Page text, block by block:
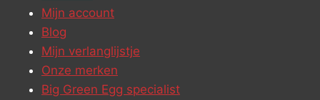
Mijn account
Blog
Mijn verlanglijstje
Onze merken
Big Green Egg specialist